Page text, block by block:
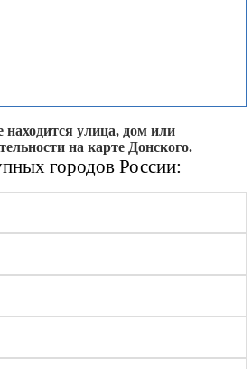
находится улица, дом или
на карте Донского.
городов России: